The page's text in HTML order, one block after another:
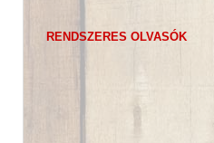
RENDSZERES OLVASÓK